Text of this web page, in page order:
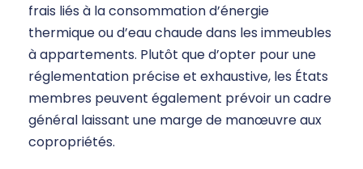
frais liés à la consommation d’énergie
thermique ou d’eau chaude dans les immeubles
à appartements. Plutôt que d’opter pour une
réglementation précise et exhaustive, les États
membres peuvent également prévoir un cadre
général laissant une marge de manœuvre aux
copropriétés.